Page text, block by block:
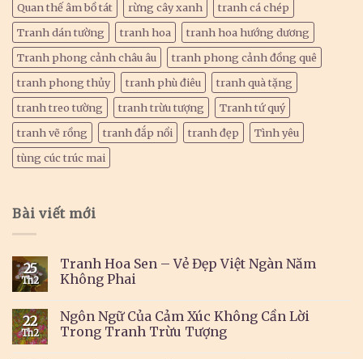
Quan thế âm bồ tát
rừng cây xanh
tranh cá chép
Tranh dán tường
tranh hoa
tranh hoa hướng dương
Tranh phong cảnh châu âu
tranh phong cảnh đồng quê
tranh phong thủy
tranh phù điêu
tranh quà tặng
tranh treo tường
tranh trừu tượng
Tranh tứ quý
tranh vẽ rồng
tranh đắp nổi tranh đẹp
Tình yêu
tùng cúc trúc mai
Bài viết mới
25
Th2
Tranh Hoa Sen – Vẻ Đẹp Việt Ngàn Năm
Không Phai
22
Th2
Ngôn Ngữ Của Cảm Xúc Không Cần Lời
Trong Tranh Trừu Tượng